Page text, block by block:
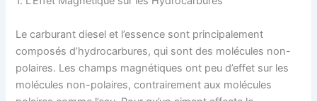
Le carburant diesel et l’essence sont principalement
composés d’hydrocarbures, qui sont des molécules non-
polaires. Les champs magnétiques ont peu d’effet sur les
molécules non-polaires, contrairement aux molécules